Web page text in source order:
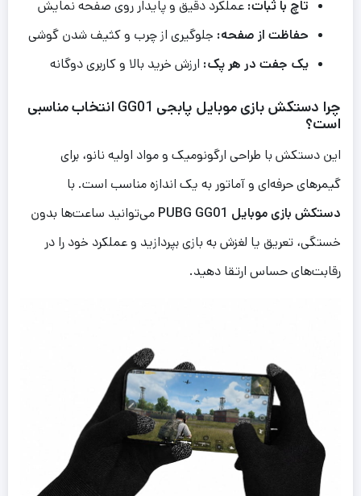
تاچ با ثبات: عملکرد دقیق و پایدار روی صفحه نمایش
حفاظت از صفحه: جلوگیری از چرب و کثیف شدن گوشی
یک جفت در هر پک: ارزش خرید بالا و کاربری دوگانه
چرا دستکش بازی موبایل پابجی GG01 انتخاب مناسبی
است؟
این دستکش با طراحی ارگونومیک و مواد اولیه نانو، برای
گیمرهای حرفه‌ای و آماتور به یک اندازه مناسب است. با
دستکش بازی موبایل PUBG GG01
می‌توانید ساعت‌ها بدون
خستگی، تعریق یا لغزش به بازی بپردازید و عملکرد خود را در
رقابت‌های حساس ارتقا دهید.